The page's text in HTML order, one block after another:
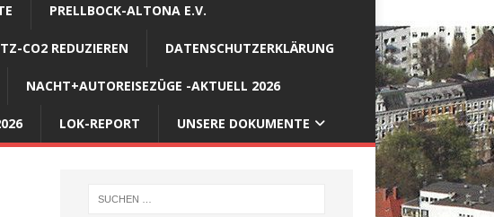
PRELLBOCK-ALTONA E.V.
CO2 REDUZIEREN DATENSCHUTZERKLÄRUNG
NACHT+AUTOREISEZÜGE -AKTUELL 2026
LOK-REPORT UNSERE DOKUMENTE